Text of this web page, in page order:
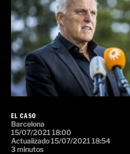
EL CASO
Barcelona
15/07/2021 18:00
Actualizado 15/07/2021 18:54
3 minutos